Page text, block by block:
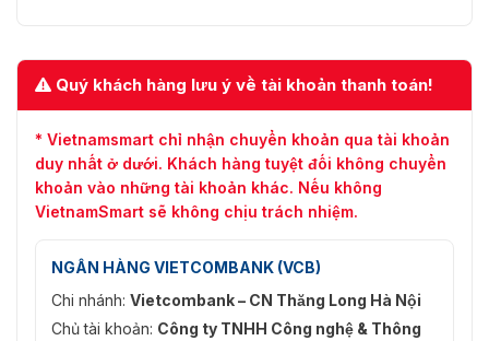
Quý khách hàng lưu ý về tài khoản thanh toán!
* Vietnamsmart chỉ nhận chuyển khoản qua tài khoản
duy nhất ở dưới. Khách hàng tuyệt đối không chuyển
khoản vào những tài khoản khác. Nếu không
VietnamSmart sẽ không chịu trách nhiệm.
NGÂN HÀNG VIETCOMBANK (VCB)
Chi nhánh: Vietcombank – CN Thăng Long Hà Nội
Chủ tài khoản: Công ty TNHH Công nghệ & Thông